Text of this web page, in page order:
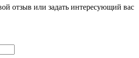
отзыв или задать интересующий вас